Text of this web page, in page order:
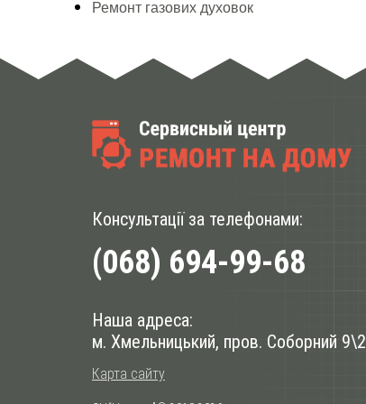
Ремонт газових духовок
Консультації за телефонами:
(068) 694-99-68
Наша адреса:
м. Хмельницький, пров. Соборний 9\2
Карта сайту